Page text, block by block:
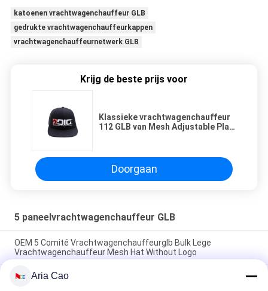
katoenen vrachtwagenchauffeur GLB
gedrukte vrachtwagenchauffeurkappen
vrachtwagenchauffeurnetwerk GLB
Krijg de beste prijs voor
Klassieke vrachtwagenchauffeur
112 GLB van Mesh Adjustable Plain
Doorgaan
5 paneelvrachtwagenchauffeur GLB
OEM 5 Comité Vrachtwagenchauffeurglb Bulk Lege
Vrachtwagenchauffeur Mesh Hat Without Logo
De openluchtsporten Tyle 5 Comité Vrachtwagenchauffeur
Aria Cao